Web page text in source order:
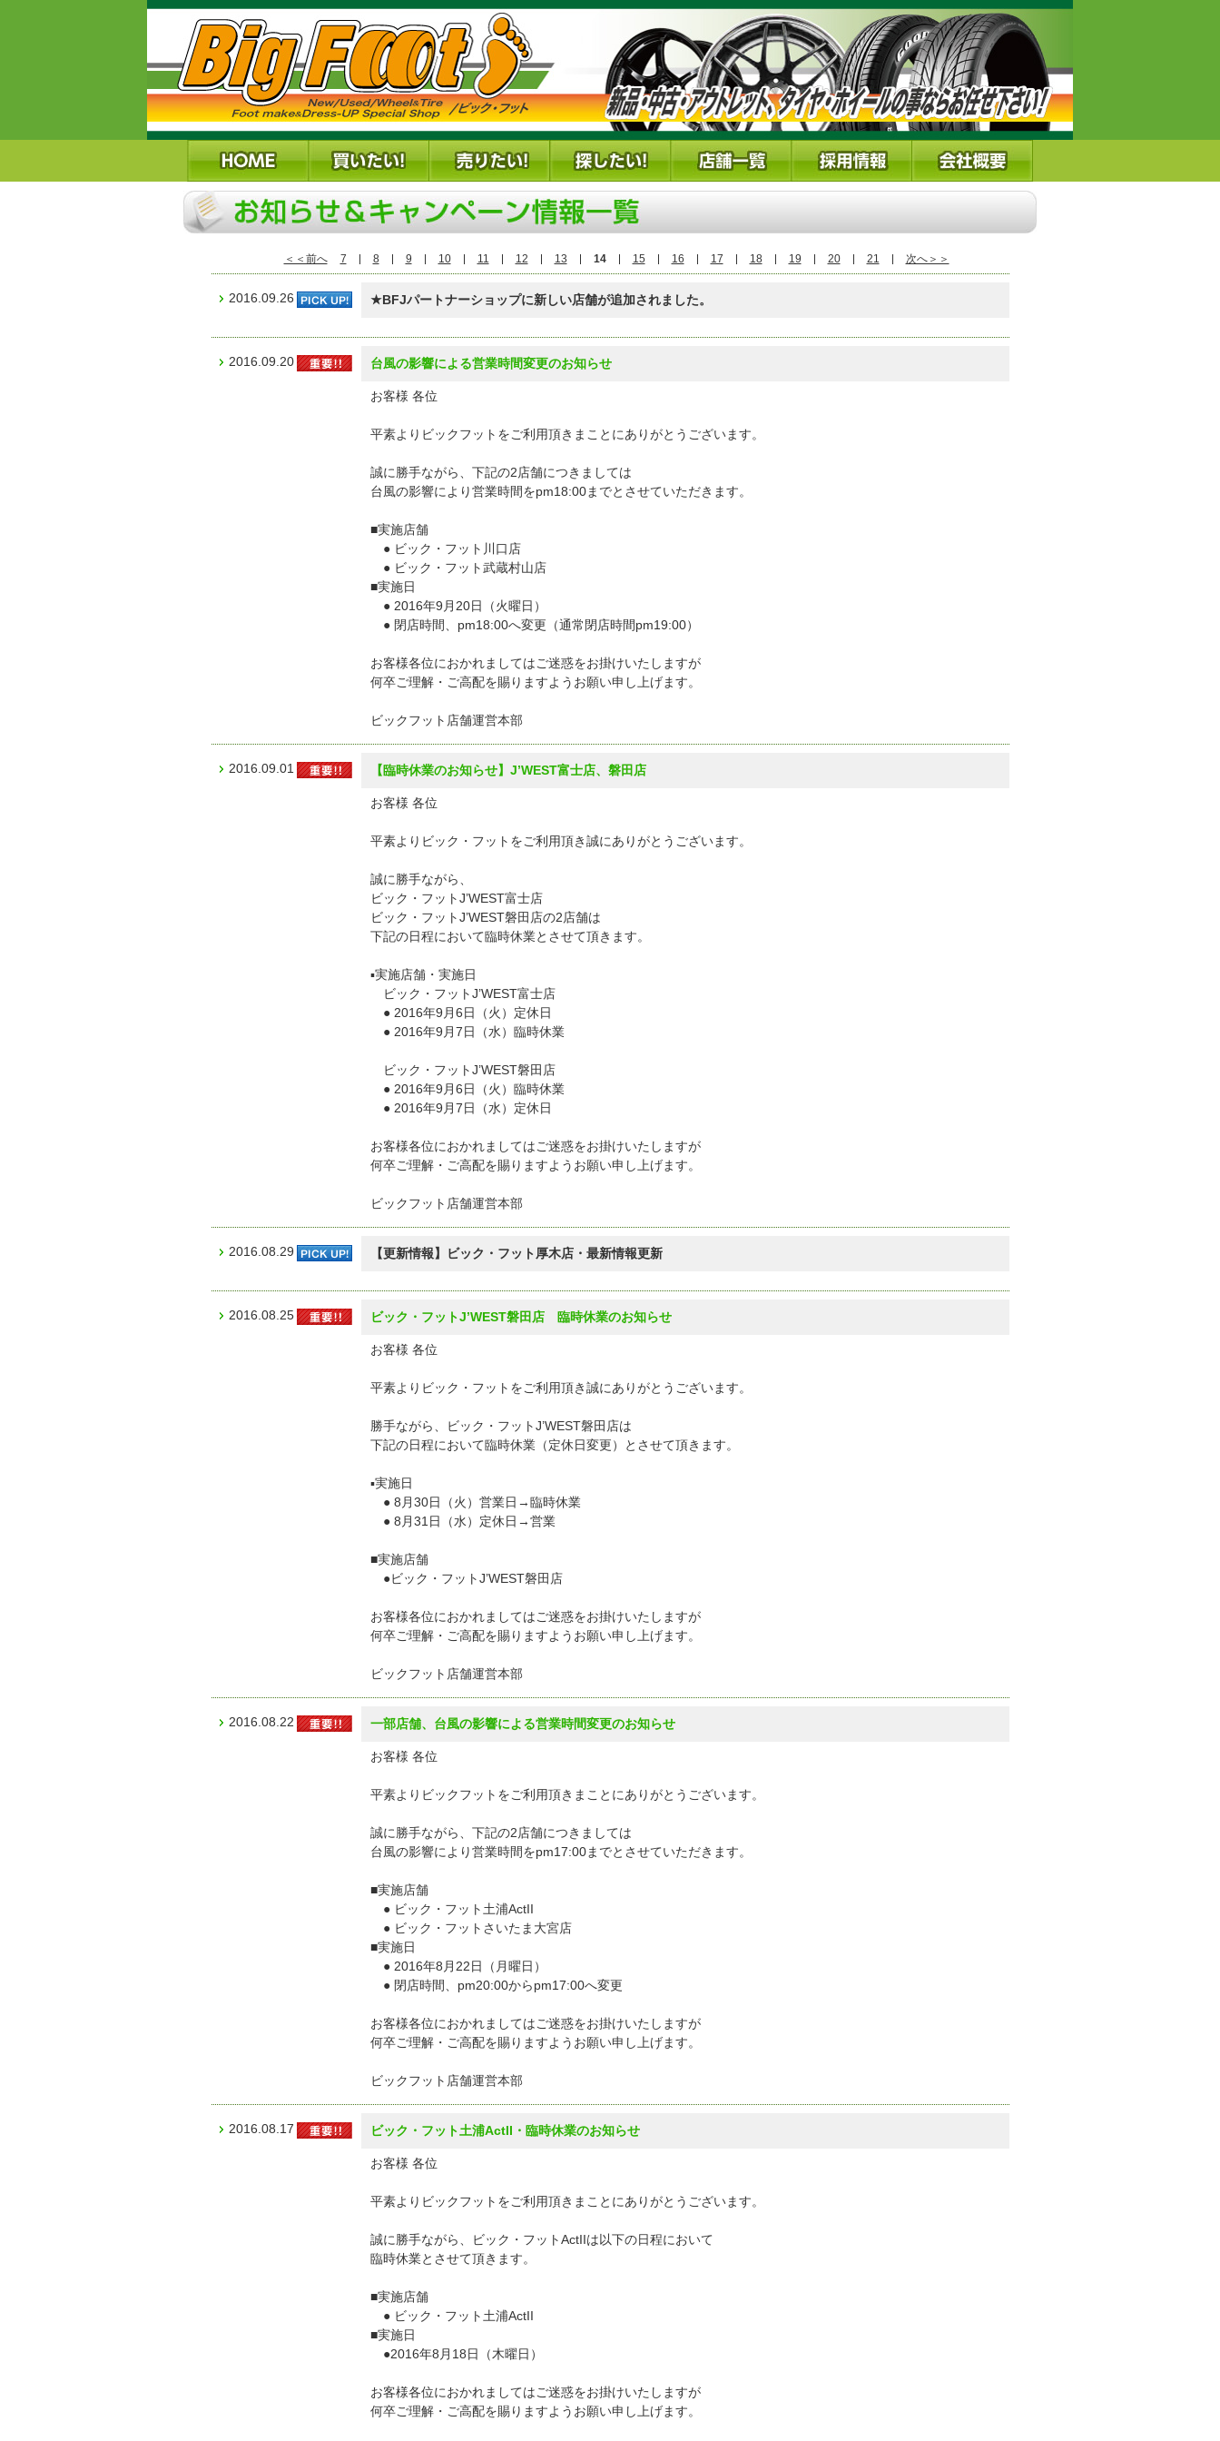
＜＜前へ 7 8 9 10 11 12 13 14 15 16 17 18 19 20 21 次へ＞＞
2016.09.26 ★BFJパートナーショップに新しい店舗が追加されました。
2016.09.20 台風の影響による営業時間変更のお知らせ
お客様 各位
平素よりビックフットをご利用頂きまことにありがとうございます。
誠に勝手ながら、下記の2店舗につきましては
台風の影響により営業時間をpm18:00までとさせていただきます。
■実施店舗
● ビック・フット川口店
● ビック・フット武蔵村山店
■実施日
● 2016年9月20日（火曜日）
● 閉店時間、pm18:00へ変更（通常閉店時間pm19:00）
お客様各位におかれましてはご迷惑をお掛けいたしますが
何卒ご理解・ご高配を賜りますようお願い申し上げます。
ビックフット店舗運営本部
2016.09.01 【臨時休業のお知らせ】J’WEST富士店、磐田店
お客様 各位
平素よりビック・フットをご利用頂き誠にありがとうございます。
誠に勝手ながら、
ビック・フットJ’WEST富士店
ビック・フットJ’WEST磐田店の2店舗は
下記の日程において臨時休業とさせて頂きます。
▪︎実施店舗・実施日
ビック・フットJ’WEST富士店
● 2016年9月6日（火）定休日
● 2016年9月7日（水）臨時休業
ビック・フットJ’WEST磐田店
● 2016年9月6日（火）臨時休業
● 2016年9月7日（水）定休日
お客様各位におかれましてはご迷惑をお掛けいたしますが
何卒ご理解・ご高配を賜りますようお願い申し上げます。
ビックフット店舗運営本部
2016.08.29 【更新情報】ビック・フット厚木店・最新情報更新
2016.08.25 ビック・フットJ’WEST磐田店 臨時休業のお知らせ
お客様 各位
平素よりビック・フットをご利用頂き誠にありがとうございます。
勝手ながら、ビック・フットJ’WEST磐田店は
下記の日程において臨時休業（定休日変更）とさせて頂きます。
▪︎実施日
● 8月30日（火）営業日→臨時休業
● 8月31日（水）定休日→営業
■実施店舗
●ビック・フットJ’WEST磐田店
お客様各位におかれましてはご迷惑をお掛けいたしますが
何卒ご理解・ご高配を賜りますようお願い申し上げます。
ビックフット店舗運営本部
2016.08.22 一部店舗、台風の影響による営業時間変更のお知らせ
お客様 各位
平素よりビックフットをご利用頂きまことにありがとうございます。
誠に勝手ながら、下記の2店舗につきましては
台風の影響により営業時間をpm17:00までとさせていただきます。
■実施店舗
● ビック・フット土浦ActII
● ビック・フットさいたま大宮店
■実施日
● 2016年8月22日（月曜日）
● 閉店時間、pm20:00からpm17:00へ変更
お客様各位におかれましてはご迷惑をお掛けいたしますが
何卒ご理解・ご高配を賜りますようお願い申し上げます。
ビックフット店舗運営本部
2016.08.17 ビック・フット土浦ActII・臨時休業のお知らせ
お客様 各位
平素よりビックフットをご利用頂きまことにありがとうございます。
誠に勝手ながら、ビック・フットActIIは以下の日程において
臨時休業とさせて頂きます。
■実施店舗
● ビック・フット土浦ActII
■実施日
●2016年8月18日（木曜日）
お客様各位におかれましてはご迷惑をお掛けいたしますが
何卒ご理解・ご高配を賜りますようお願い申し上げます。